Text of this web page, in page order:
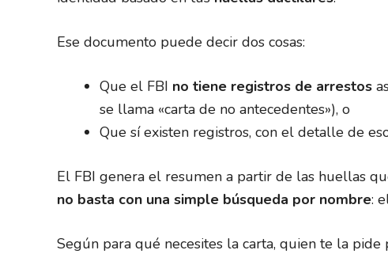
Ese documento puede decir dos cosas:
Que el FBI no tiene registros de arrestos
se llama «carta de no antecedentes»), o
Que sí existen registros, con el detalle de
El FBI genera el resumen a partir de las huellas
no basta con una simple búsqueda por nombre:
Según para qué necesites la carta, quien te la